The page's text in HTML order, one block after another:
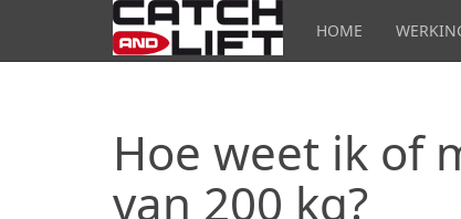
HOME
Hoe weet ik of
van 200 kg?